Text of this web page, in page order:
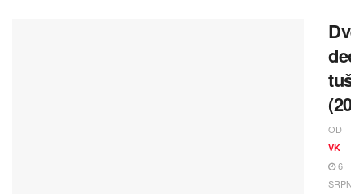
Dvě
deci
tuše
OD
VK
6
SRPNA,